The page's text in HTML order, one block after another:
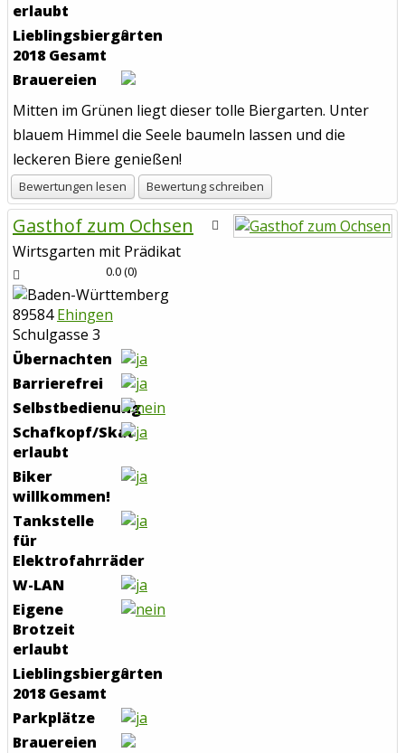
erlaubt
Lieblingsbiergarten
2018 Gesamt
0
Brauereien
Mitten im Grünen liegt dieser tolle Biergarten. Unter
blauem Himmel die Seele baumeln lassen und die
leckeren Biere genießen!
Bewertungen lesen Bewertung schreiben
Gasthof zum Ochsen
Wirtsgarten mit Prädikat
0.0(0)
89584Ehingen
Schulgasse 3
Übernachten
Barrierefrei
Selbstbedienung
Schafkopf/Skat
erlaubt
Biker
willkommen!
Tankstelle
für
Elektrofahrräder
W-LAN
Eigene
Brotzeit
erlaubt
Lieblingsbiergarten
2018 Gesamt
0
Parkplätze
Brauereien